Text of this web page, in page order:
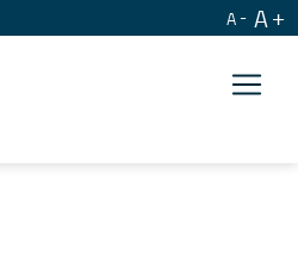
A A